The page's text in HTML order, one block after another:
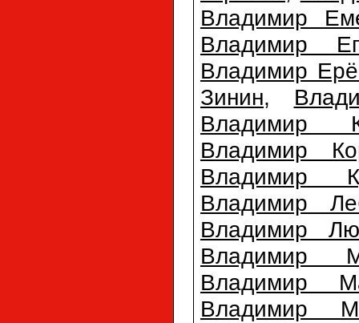
Владимир
Владимир
Владимир
Зинин,
Владимир
Владимир
Владимир
Владимир
Владимир
Владимир
Владимир
Владимир